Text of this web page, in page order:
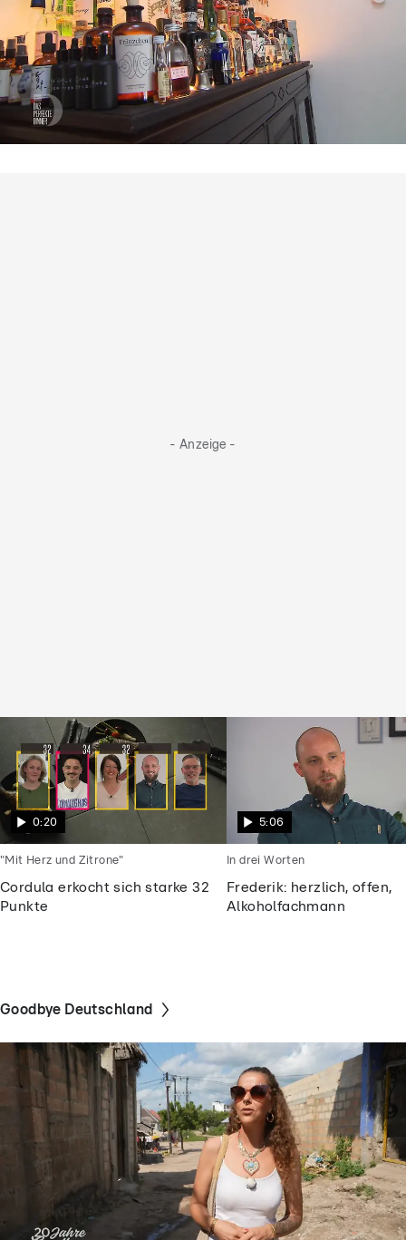
- Anzeige -
0:20
Cordula erkocht sich starke 32
Punkte
"Mit Herz und Zitrone"
5:06
Frederik: herzlich, offen,
Alkoholfachmann
In drei Worten
Goodbye Deutschland